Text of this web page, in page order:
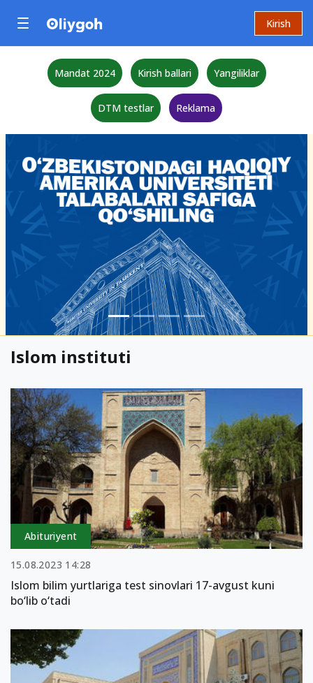
Kirish
Mandat 2024 Kirish ballari Yangiliklar
DTM testlar Reklama
Islom instituti
Abituriyent
15.08.2023 14:28
Islom bilim yurtlariga test sinovlari 17-avgust kuni
bo‘lib o‘tadi